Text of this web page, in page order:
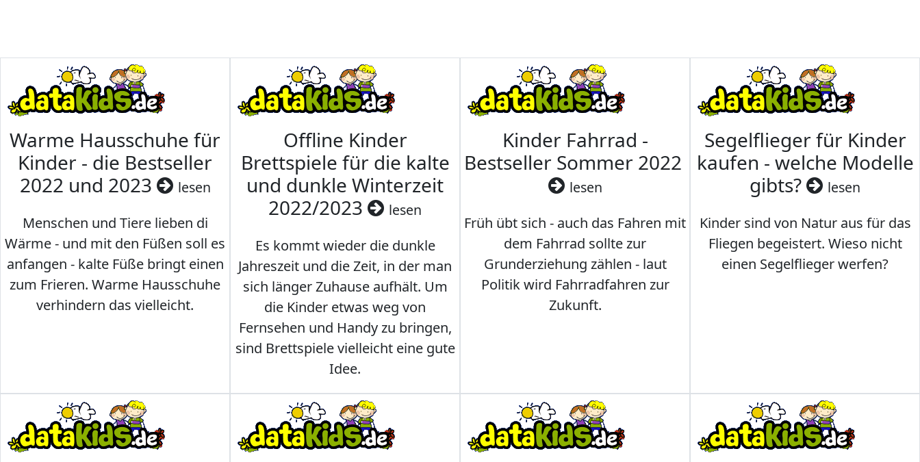
Warme Hausschuhe für
Kinder - die Bestseller
2022 und 2023
lesen
Menschen und Tiere lieben di
Wärme - und mit den Füßen soll es
anfangen - kalte Füße bringt einen
zum Frieren. Warme Hausschuhe
verhindern das vielleicht.
Offline Kinder
Brettspiele für die kalte
und dunkle Winterzeit
2022/2023
lesen
Es kommt wieder die dunkle
Jahreszeit und die Zeit, in der man
sich länger Zuhause aufhält. Um
die Kinder etwas weg von
Fernsehen und Handy zu bringen,
sind Brettspiele vielleicht eine gute
Idee.
Kinder Fahrrad -
Bestseller Sommer 2022
lesen
Früh übt sich - auch das Fahren mit
dem Fahrrad sollte zur
Grunderziehung zählen - laut
Politik wird Fahrradfahren zur
Zukunft.
Segelflieger für Kinder
kaufen - welche Modelle
gibts?
lesen
Kinder sind von Natur aus für das
Fliegen begeistert. Wieso nicht
einen Segelflieger werfen?